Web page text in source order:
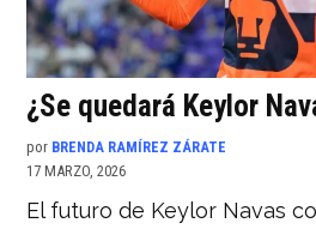
¿Se quedará Keylor
por BRENDA RAMÍREZ ZÁRATE
17 MARZO, 2026
El futuro de Keylor Navas